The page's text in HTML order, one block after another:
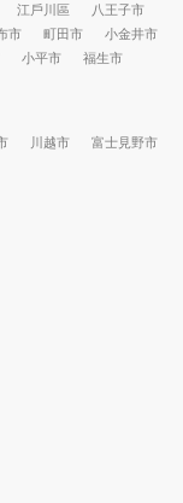
江戶川區
八王子市
市 町田市
小金井市
小平市
福生市
川越市
富士見野市